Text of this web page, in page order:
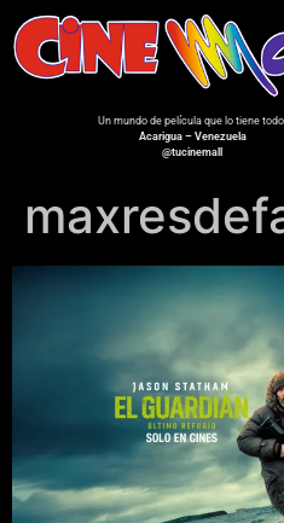
Un mundo de película que lo tiene
Acarigua – Venezuela
@tucinemall